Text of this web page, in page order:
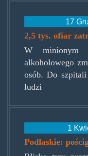
17
2,5 tys. ofiar
W minionym
alkoholowego
osób. Do
ludzi
1
Podlaskie: